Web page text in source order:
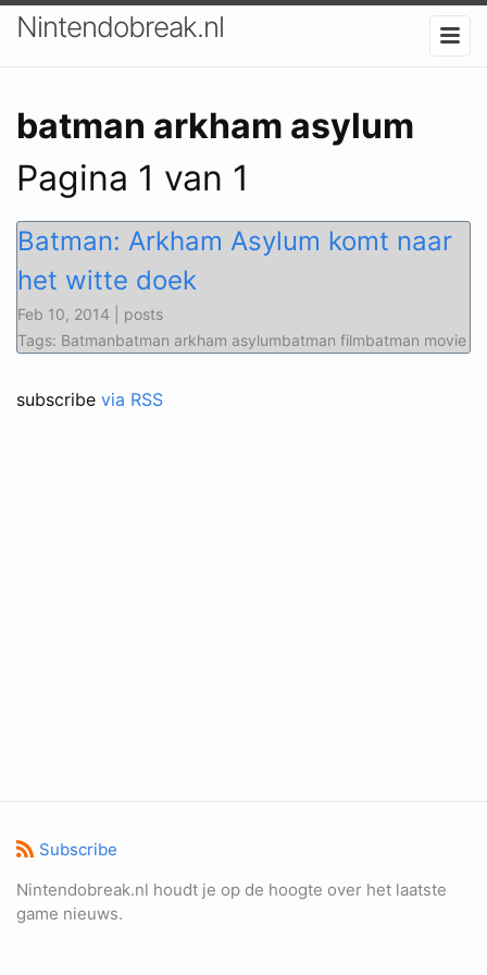
Nintendobreak.nl
batman arkham asylum
Pagina 1 van 1
Batman: Arkham Asylum komt naar
het witte doek
Feb 10, 2014 | posts
Tags: Batmanbatman arkham asylumbatman filmbatman movie
subscribe via RSS
Subscribe
Nintendobreak.nl houdt je op de hoogte over het laatste
game nieuws.